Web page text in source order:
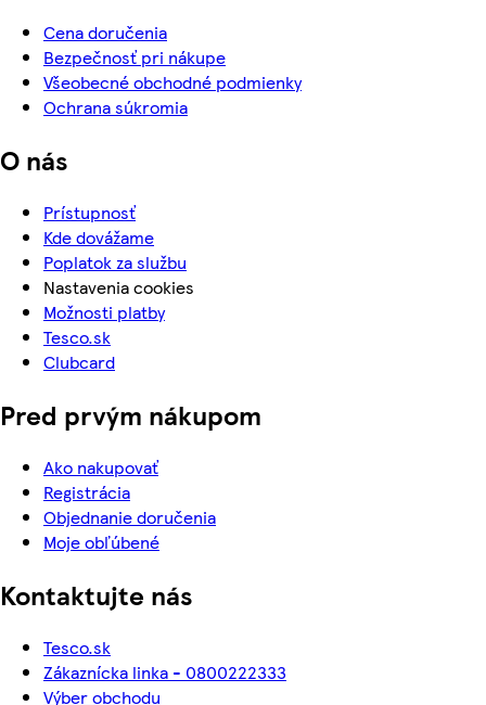
Cena doručenia
Bezpečnosť pri nákupe
Všeobecné obchodné podmienky
Ochrana súkromia
O nás
Prístupnosť
Kde dovážame
Poplatok za službu
Nastavenia cookies
Možnosti platby
Tesco.sk
Clubcard
Pred prvým nákupom
Ako nakupovať
Registrácia
Objednanie doručenia
Moje obľúbené
Kontaktujte nás
Tesco.sk
Zákaznícka linka - 0800222333
Výber obchodu